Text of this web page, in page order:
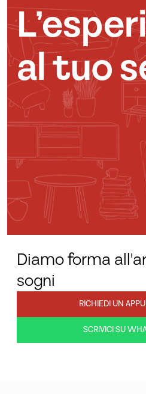
al tuo
Diamo forma
sogni
RICHIEDI UN
SCRIVICI SU